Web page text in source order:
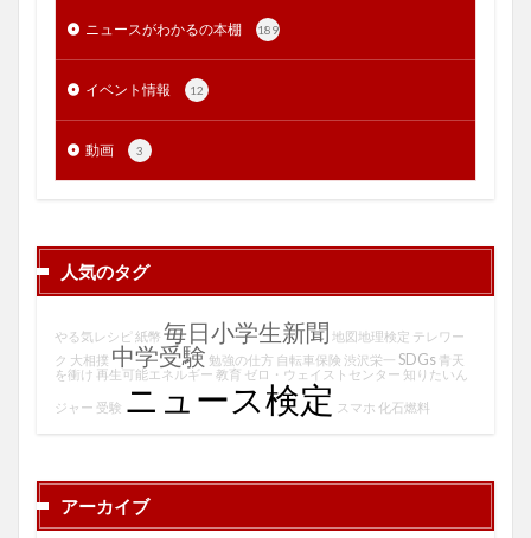
ニュースがわかるの本棚 189
イベント情報 12
動画 3
人気のタグ
やる気レシピ 紙幣 毎日小学生新聞 地図地理検定 テレワー
ク 大相撲 中学受験 勉強の仕方 自転車保険 渋沢栄一 SDGs 青天
を衝け 再生可能エネルギー 教育 ゼロ・ウェイストセンター 知りたいん
ジャー 受験 ニュース検定 スマホ 化石燃料
アーカイブ